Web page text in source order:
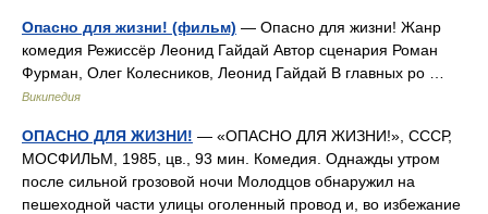
Опасно для жизни! (фильм) — Опасно для жизни! Жанр
комедия Режиссёр Леонид Гайдай Автор сценария Роман
Фурман, Олег Колесников, Леонид Гайдай В главных ро …
Википедия
ОПАСНО ДЛЯ ЖИЗНИ! — «ОПАСНО ДЛЯ ЖИЗНИ!», СССР,
МОСФИЛЬМ, 1985, цв., 93 мин. Комедия. Однажды утром
после сильной грозовой ночи Молодцов обнаружил на
пешеходной части улицы оголенный провод и, во избежание